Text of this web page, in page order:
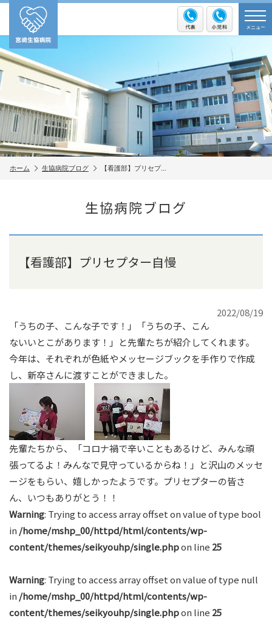
メニュー
ホーム 生協病院ブログ 【看護部】プリセプ…
生協病院ブログ
【看護部】プリセプター自慢
2022/08/19
「うちの子、こんな子です！」「うちの子、こん
ないいとこがあります！」と先輩たちが紹介してくれます。
今年は、それぞれが色紙やメッセージブックを手作りで作成
し、新卒さんに渡すことができました。
先輩たちから、「コロナ禍で辛いこともあるけど、みんな頑
張ってるよ！みんなで見守っているからね！」と沢山のメッセ
ージをもらい、嬉しかったようです。プリセプターの皆さ
ん、いつもありがとう！！
Warning: Trying to access array offset on value of type bool
in /home/mshp_00/httpd/html/contents/wp-
content/themes/seikyouhp/single.phpon line 25
Warning: Trying to access array offset on value of type null
in /home/mshp_00/httpd/html/contents/wp-
content/themes/seikyouhp/single.phpon line 25